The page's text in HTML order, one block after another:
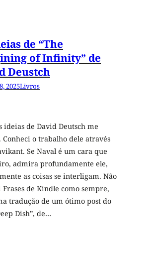
de “The
of Infinity” de
Deustch
2025Livros
ideias de David Deutsch me
Conheci o trabalho dele através
Se Naval é um cara que
admira profundamente ele,
as coisas se interligam. Não
de Kindle como sempre,
tradução de um ótimo post do
Dish”, de…